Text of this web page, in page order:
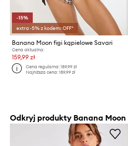
-15%
extra -5% z kodem: OFF*
Banana Moon figi kąpielowe Savari
Cena aktualna:
159,99 zł
Cena regularna:189,99 zł
Najniższa cena:189,99 zł
Odkryj produkty Banana Moon